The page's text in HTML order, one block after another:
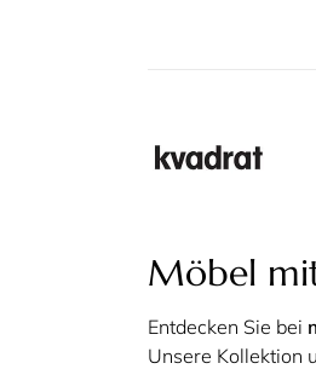
Möbel
Entdecken Sie bei
Unsere Kollektion